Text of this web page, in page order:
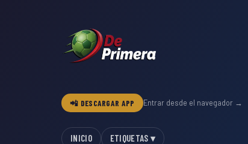
📲 DESCARGAR APP Entrar desde el navegador →
INICIO ETIQUETAS ▾